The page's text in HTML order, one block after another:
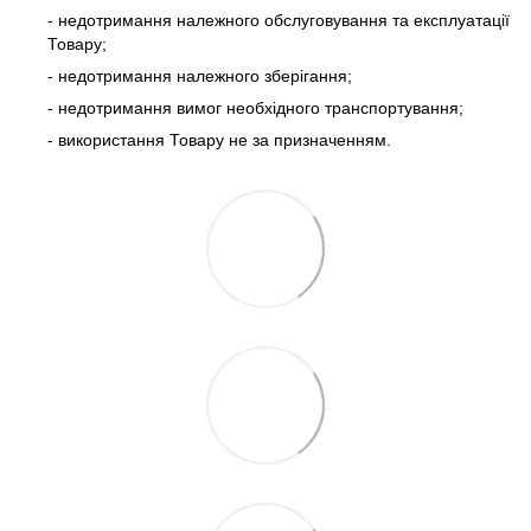
- недотримання належного обслуговування та експлуатації
Товару;
- недотримання належного зберігання;
- недотримання вимог необхідного транспортування;
- використання Товару не за призначенням.